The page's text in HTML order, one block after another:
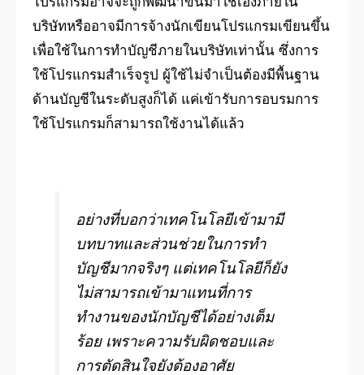
บริษัทหรืออาจมีการจ้างนักเขียนโปรแกรมเขียนขึ้น
เพื่อใช้ในการทำบัญชีภายในบริษัทเท่านั้น ซึ่งการ
ใช้โปรแกรมสำเร็จรูป ผู้ใช้ไม่จำเป็นต้องมีพื้นฐาน
ด้านบัญชีในระดับสูงก็ได้ แค่เข้ารับการอบรมการ
ใช้โปรแกรมก็สามารถใช้งานได้แล้ว
อย่างที่บอกว่าเทคโนโลยีเข้ามามี
บทบาทและส่วนช่วยในการทำ
บัญชีมากจริงๆ แต่เทคโนโลยีก็ยัง
ไม่สามารถเข้ามาแทนที่การ
ทำงานของนักบัญชีได้อย่างเต็ม
ร้อย เพราะความรับผิดชอบและ
การตัดสินใจยังต้องอาศัย